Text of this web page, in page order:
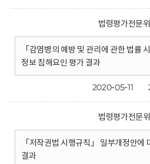
법령평가전문
「감염병의 예방 및 관리에 관한 법률
정보 침해요인 평가 결과
2020-05-11
법령평가전문
「저작권법 시행규칙」 일부개정안에
결과